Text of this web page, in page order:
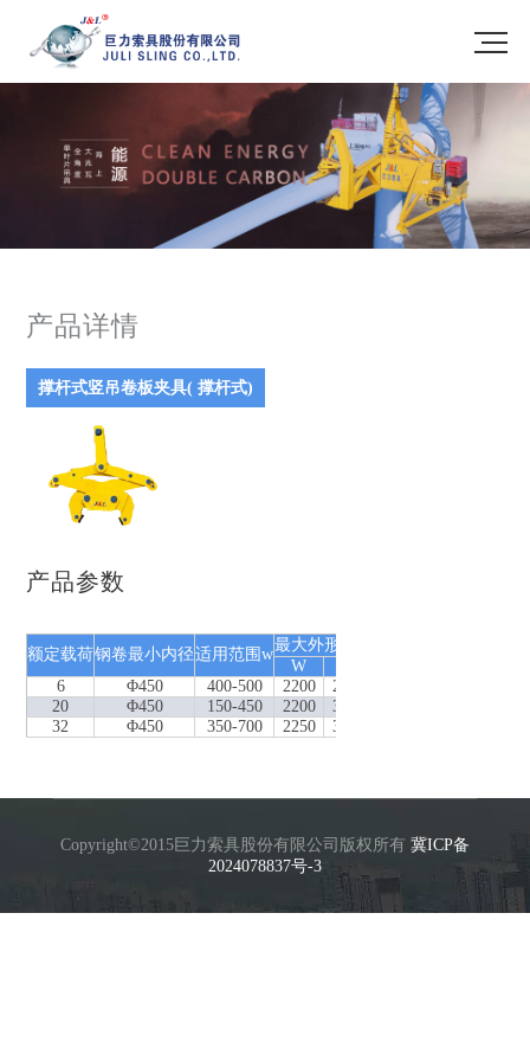
产品详情
撑杆式竖吊卷板夹具( 撑杆式)
产品参数
额定载荷钢卷最小内径适用范围w
最大外形尺寸
W
6
Φ450 400-500 2200
2400
20
Φ450 150-450 2200
3100
32
Φ450 350-700 2250 3050
Copyright©2015巨力索具股份有限公司版权所有 冀ICP备
2024078837号-3